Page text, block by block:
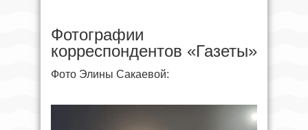
Фотографии
корреспондентов «Газеты»
Фото Элины Сакаевой: